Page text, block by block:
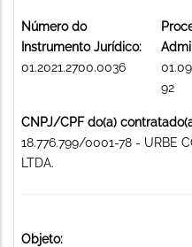
Número do
Instrumento Jurídico:
01.2021.2700.0036
92
CNPJ/CPF do(a)
18.776.799/0001-78 - URBE
LTDA.
Objeto: